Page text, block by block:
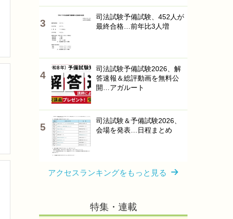
司法試験予備試験、452人が
最終合格…前年比3人増
司法試験予備試験2026、解
答速報＆総評動画を無料公
開…アガルート
司法試験＆予備試験2026、
会場を発表…日程まとめ
アクセスランキングをもっと見る
特集・連載